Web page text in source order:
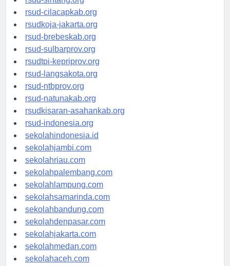
rsud-cilacapkab.org
rsudkoja-jakarta.org
rsud-brebeskab.org
rsud-sulbarprov.org
rsudtpi-kepriprov.org
rsud-langsakota.org
rsud-ntbprov.org
rsud-natunakab.org
rsudkisaran-asahankab.org
rsud-indonesia.org
sekolahindonesia.id
sekolahjambi.com
sekolahriau.com
sekolahpalembang.com
sekolahlampung.com
sekolahsamarinda.com
sekolahbandung.com
sekolahdenpasar.com
sekolahjakarta.com
sekolahmedan.com
sekolahaceh.com